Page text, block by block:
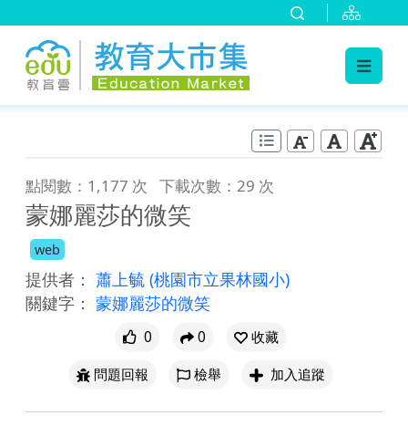
點閱數：1,177 次 下載次數：29 次
蒙娜麗莎的微笑
web
提供者： 蕭上毓 (桃園市立果林國小)
關鍵字： 蒙娜麗莎的微笑
0 0
收藏
問題回報
檢舉 加入追蹤